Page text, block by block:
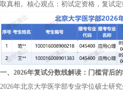
取真相。核心观点：初试定资格，复试定
一、2026年复试分数线解读：门槛背后
2026年北京大学医学部专业学位硕士研